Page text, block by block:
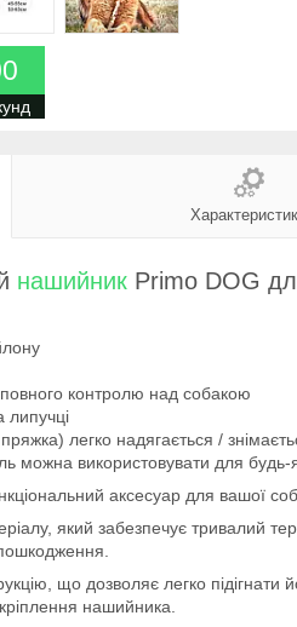
0
нашийникPrimo DOG
контролю над собакою
липучці
легко надягається /
можна використовувати для будь-
аксесуар для вашої
який забезпечує тривалий
що дозволяє легко
нашийника.